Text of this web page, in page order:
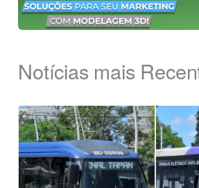
Notícias mais